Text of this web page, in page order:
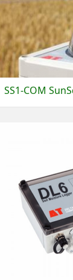
SS1-COM